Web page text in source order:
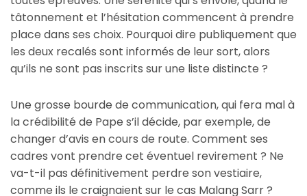
tâtonnement et l’hésitation commencent à prendre
place dans ses choix. Pourquoi dire publiquement que
les deux recalés sont informés de leur sort, alors
qu’ils ne sont pas inscrits sur une liste distincte ?
Une grosse bourde de communication, qui fera mal à
la crédibilité de Pape s’il décide, par exemple, de
changer d’avis en cours de route. Comment ses
cadres vont prendre cet éventuel revirement ? Ne
va-t-il pas définitivement perdre son vestiaire,
comme ils le craignaient sur le cas Malang Sarr ?